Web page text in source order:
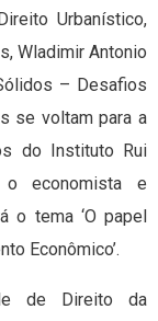
Urbanístico,
Wladimir Antonio
– Desafios
se voltam para a
do Instituto Rui
o economista e
o tema ‘O papel
Econômico’.
de Direito da